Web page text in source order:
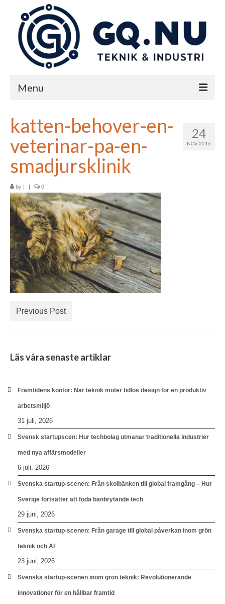
Menu
Teknik & industri
Nyheter
Kontakta oss på GQ
24
NOV 2016
katten-behover-en-
veterinar-pa-en-
smadjursklinik
by | | 0
Previous Post
Läs våra senaste artiklar
Framtidens kontor: När teknik möter tidlös design för en produktiv
arbetsmiljö
31 juli, 2026
Svensk startupscen: Hur techbolag utmanar traditionella industrier
med nya affärsmodeller
6 juli, 2026
Svenska startup-scenen: Från skolbänken till global framgång – Hur
Sverige fortsätter att föda banbrytande tech
29 juni, 2026
Svenska startup-scenen: Från garage till global påverkan inom grön
teknik och AI
23 juni, 2026
Svenska startup-scenen inom grön teknik: Revolutionerande
innovationer för en hållbar framtid